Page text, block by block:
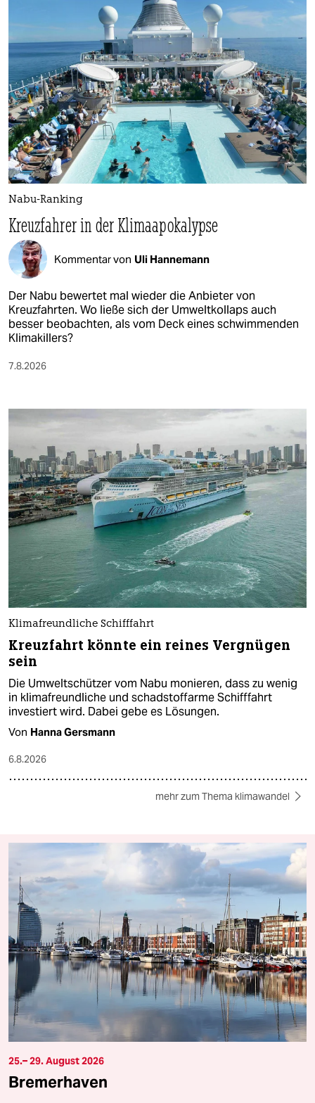
Nabu-Ranking
Kreuzfahrer in der Klimaapokalypse
Kommentar von Uli Hannemann
Der Nabu bewertet mal wieder die Anbieter von
Kreuzfahrten. Wo ließe sich der Umweltkollaps auch
besser beobachten, als vom Deck eines schwimmenden
Klimakillers?
7.8.2026
Klimafreundliche Schifffahrt
Kreuzfahrt könnte ein reines Vergnügen
sein
Die Umweltschützer vom Nabu monieren, dass zu wenig
in klimafreundliche und schadstoffarme Schifffahrt
investiert wird. Dabei gebe es Lösungen.
Von Hanna Gersmann
6.8.2026
mehr zum Thema klimawandel
25.– 29. August 2026
Bremerhaven